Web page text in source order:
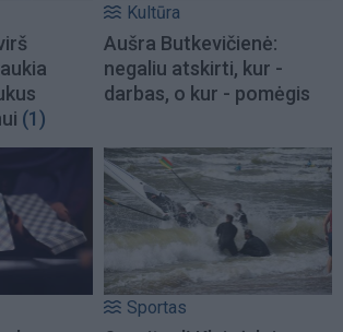
(1)
Kultūra
Aušra Butkevičienė:
negaliu atskirti, kur -
darbas, o kur - pomėgis
Sportas